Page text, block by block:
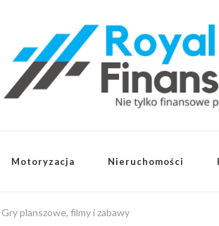
Motoryzacja Nieruchomości
planszowe, filmy i zabawy